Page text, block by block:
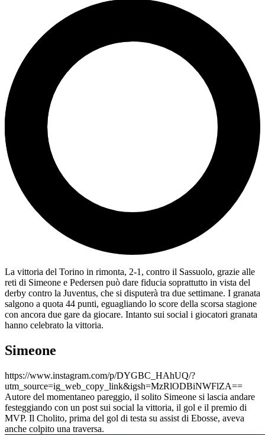
La vittoria del Torino in rimonta, 2-1, contro il Sassuolo, grazie alle
reti di Simeone e Pedersen può dare fiducia soprattutto in vista del
derby contro la Juventus, che si disputerà tra due settimane. I granata
salgono a quota 44 punti, eguagliando lo score della scorsa stagione
con ancora due gare da giocare. Intanto sui social i giocatori granata
hanno celebrato la vittoria.
Simeone
https://www.instagram.com/p/DYGBC_HAhUQ/?
utm_source=ig_web_copy_link&igsh=MzRlODBiNWFlZA==
Autore del momentaneo pareggio, il solito Simeone si lascia andare
festeggiando con un post sui social la vittoria, il gol e il premio di
MVP. Il Cholito, prima del gol di testa su assist di Ebosse, aveva
anche colpito una traversa.